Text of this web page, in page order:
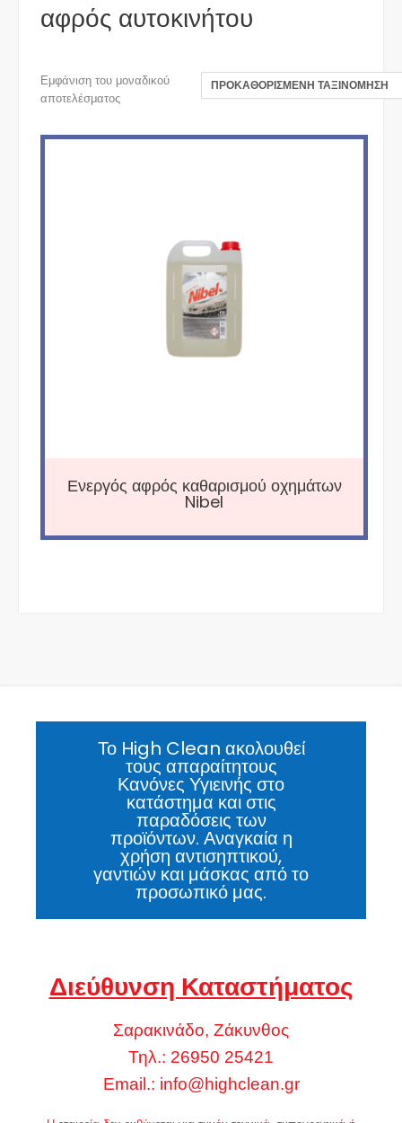
αφρός αυτοκινήτου
Εμφάνιση του μοναδικού
αποτελέσματος
Ενεργός αφρός καθαρισμού οχημάτων
Nibel
Το High Clean ακολουθεί
τους απαραίτητους
Κανόνες Υγιεινής στο
κατάστημα και στις
παραδόσεις των
προϊόντων. Αναγκαία η
χρήση αντισηπτικού,
γαντιών και μάσκας από το
προσωπικό μας.
Διεύθυνση Καταστήματος
Σαρακινάδο, Ζάκυνθος
Τηλ.: 26950 25421
Email.: info@highclean.gr